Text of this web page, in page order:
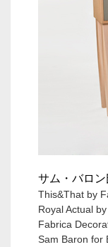
サム・バロ
This&That by
Royal Actual
Fabrica
Sam Baron for